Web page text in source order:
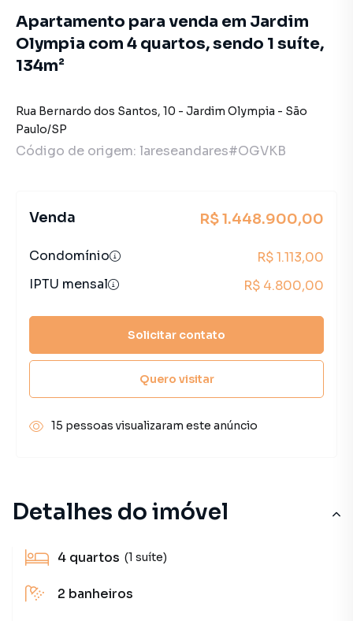
Detalhes do imóvel
4 quartos (1 suíte)
2 banheiros
Apartamento para venda em Jardim
Olympia com 4 quartos, sendo 1 suíte,
134m²
Rua Bernardo dos Santos, 10 - Jardim Olympia - São
Paulo/SP
Código de origem: lareseandares#OGVKB
Venda R$ 1.448.900,00
Condomínio
R$ 1.113,00
IPTU mensal
R$ 4.800,00
Solicitar contato
Quero visitar
15 pessoas visualizaram este anúncio